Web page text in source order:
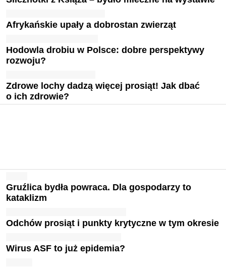
Afrykańskie upały a dobrostan zwierząt
Hodowla drobiu w Polsce: dobre perspektywy
rozwoju?
Zdrowe lochy dadzą więcej prosiąt! Jak dbać
o ich zdrowie?
Gruźlica bydła powraca. Dla gospodarzy to
kataklizm
Odchów prosiąt i punkty krytyczne w tym okresie
Wirus ASF to już epidemia?